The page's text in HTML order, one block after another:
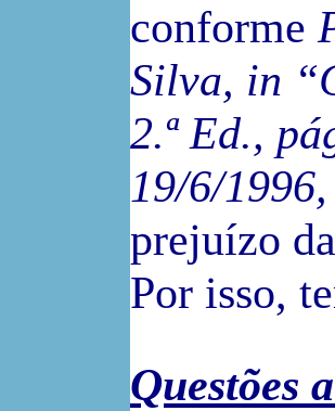
conforme
Silva, in
2.ª Ed.,
19/6/
prejuízo
Por isso,
Questões